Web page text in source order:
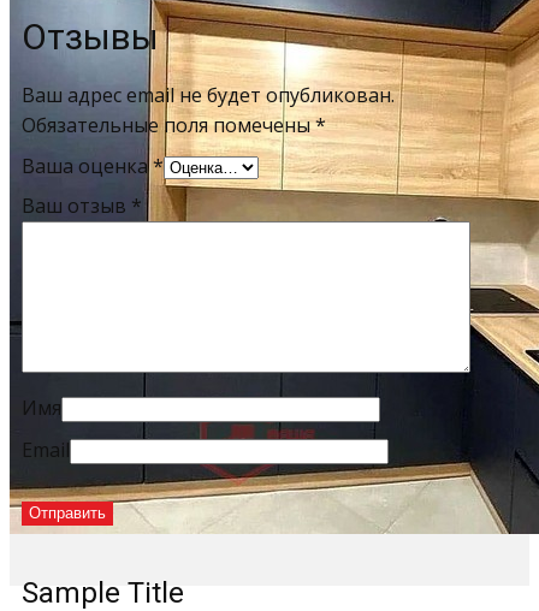
Sample Title
Отзывы
Ваш адрес email не будет опубликован.
Обязательные поля помечены*
Ваша оценка*
Ваш отзыв *
Имя
Email